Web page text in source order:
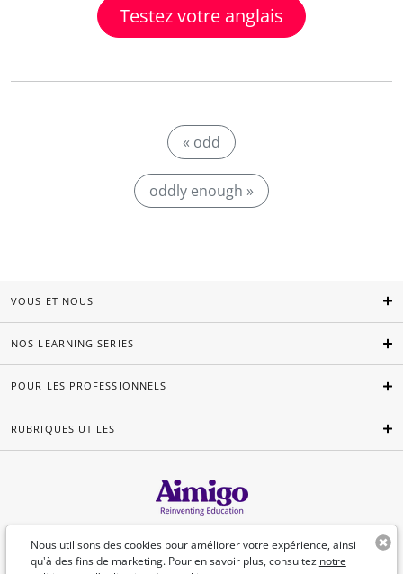
Testez votre anglais
« odd
oddly enough »
Nous utilisons des cookies pour améliorer votre expérience, ainsi
qu'à des fins de marketing. Pour en savoir plus, consultez notre
VOUS ET NOUS
NOS LEARNING SERIES
POUR LES PROFESSIONNELS
RUBRIQUES UTILES
Français